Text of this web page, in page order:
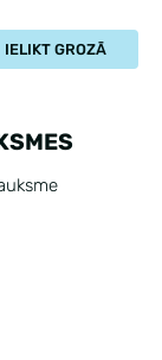
IELIKT GROZĀ